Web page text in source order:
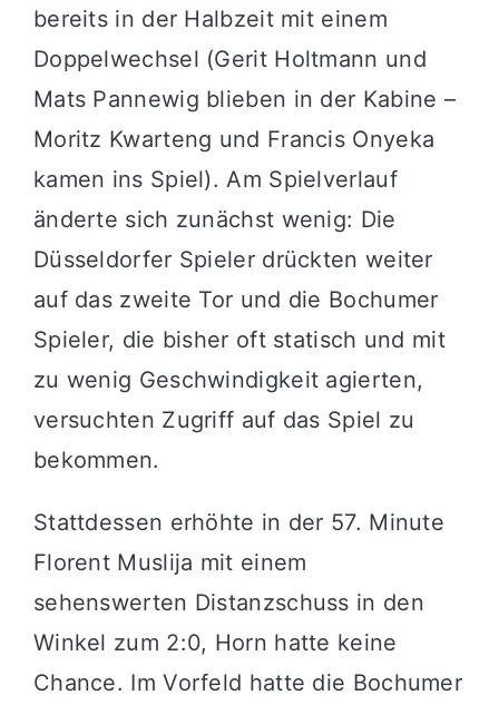
bereits in der Halbzeit mit einem
Doppelwechsel (Gerit Holtmann und
Mats Pannewig blieben in der Kabine –
Moritz Kwarteng und Francis Onyeka
kamen ins Spiel). Am Spielverlauf
änderte sich zunächst wenig: Die
Düsseldorfer Spieler drückten weiter
auf das zweite Tor und die Bochumer
Spieler, die bisher oft statisch und mit
zu wenig Geschwindigkeit agierten,
versuchten Zugriff auf das Spiel zu
bekommen.
Stattdessen erhöhte in der 57. Minute
Florent Muslija mit einem
sehenswerten Distanzschuss in den
Winkel zum 2:0, Horn hatte keine
Chance. Im Vorfeld hatte die Bochumer